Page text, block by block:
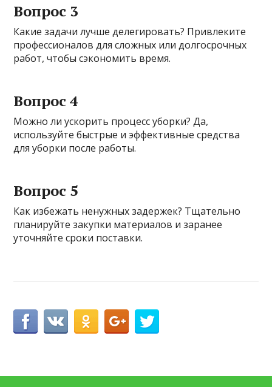
Вопрос 3
Какие задачи лучше делегировать? Привлеките
профессионалов для сложных или долгосрочных
работ, чтобы сэкономить время.
Вопрос 4
Можно ли ускорить процесс уборки? Да,
используйте быстрые и эффективные средства
для уборки после работы.
Вопрос 5
Как избежать ненужных задержек? Тщательно
планируйте закупки материалов и заранее
уточняйте сроки поставки.